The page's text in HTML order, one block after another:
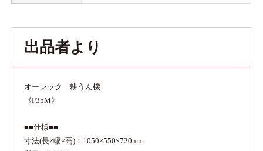
出品者より
オーレック 耕うん機
《P35M》
■■仕様■■
寸法(長×幅×高)：1050×550×720mm